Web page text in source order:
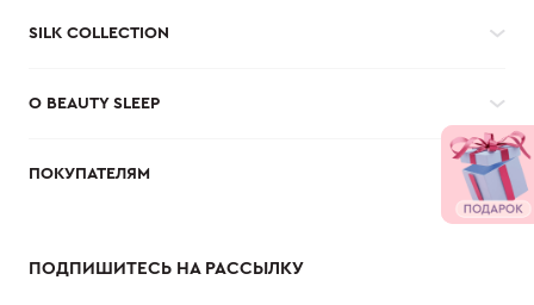
SILK COLLECTION
О BEAUTY SLEEP
ПОКУПАТЕЛЯМ
ПОДПИШИТЕСЬ НА РАССЫЛКУ